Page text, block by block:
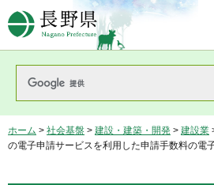
長野県Nagano
ホーム > 社会基盤 > 建設・建築・開発 > 建設業
の電子申請サービスを利用した申請手数料の電